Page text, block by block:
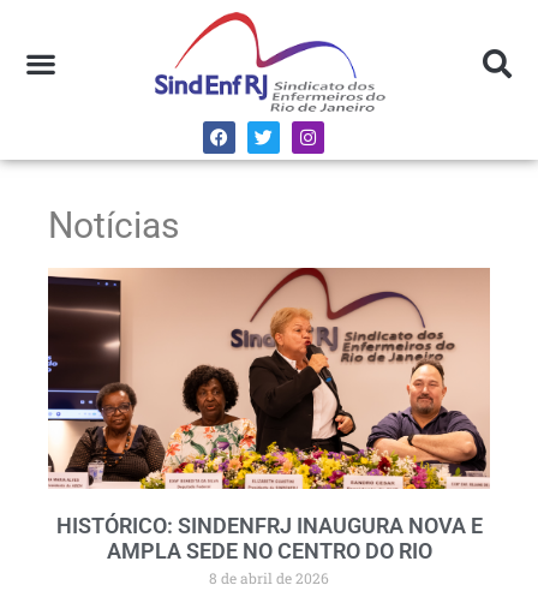
Notícias
HISTÓRICO: SINDENFRJ INAUGURA NOVA E
AMPLA SEDE NO CENTRO DO RIO
8 de abril de 2026